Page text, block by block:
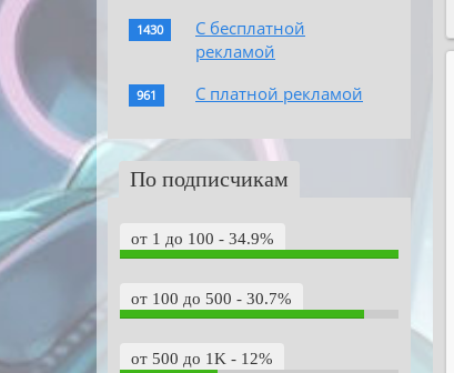
1430
С бесплатной
рекламой
961 С платной рекламой
По подписчикам
от 1 до 100 - 34.9%
от 100 до 500 - 30.7%
от 500 до 1K - 12%